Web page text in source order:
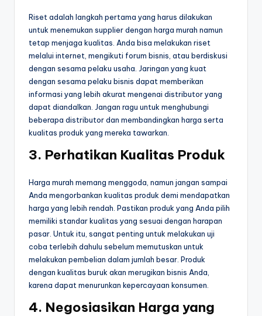
Riset adalah langkah pertama yang harus dilakukan
untuk menemukan supplier dengan harga murah namun
tetap menjaga kualitas. Anda bisa melakukan riset
melalui internet, mengikuti forum bisnis, atau berdiskusi
dengan sesama pelaku usaha. Jaringan yang kuat
dengan sesama pelaku bisnis dapat memberikan
informasi yang lebih akurat mengenai distributor yang
dapat diandalkan. Jangan ragu untuk menghubungi
beberapa distributor dan membandingkan harga serta
kualitas produk yang mereka tawarkan.
3. Perhatikan Kualitas Produk
Harga murah memang menggoda, namun jangan sampai
Anda mengorbankan kualitas produk demi mendapatkan
harga yang lebih rendah. Pastikan produk yang Anda pilih
memiliki standar kualitas yang sesuai dengan harapan
pasar. Untuk itu, sangat penting untuk melakukan uji
coba terlebih dahulu sebelum memutuskan untuk
melakukan pembelian dalam jumlah besar. Produk
dengan kualitas buruk akan merugikan bisnis Anda,
karena dapat menurunkan kepercayaan konsumen.
4. Negosiasikan Harga yang